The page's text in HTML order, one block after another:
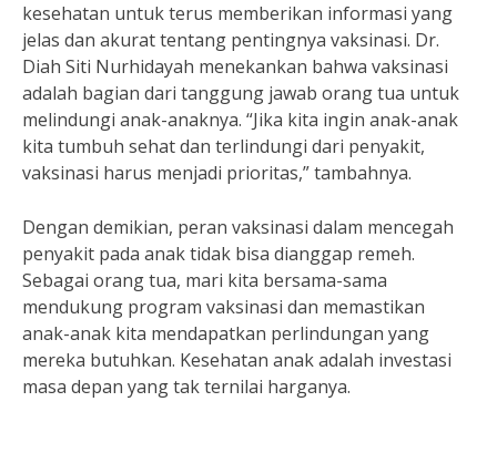
kesehatan untuk terus memberikan informasi yang
jelas dan akurat tentang pentingnya vaksinasi. Dr.
Diah Siti Nurhidayah menekankan bahwa vaksinasi
adalah bagian dari tanggung jawab orang tua untuk
melindungi anak-anaknya. “Jika kita ingin anak-anak
kita tumbuh sehat dan terlindungi dari penyakit,
vaksinasi harus menjadi prioritas,” tambahnya.
Dengan demikian, peran vaksinasi dalam mencegah
penyakit pada anak tidak bisa dianggap remeh.
Sebagai orang tua, mari kita bersama-sama
mendukung program vaksinasi dan memastikan
anak-anak kita mendapatkan perlindungan yang
mereka butuhkan. Kesehatan anak adalah investasi
masa depan yang tak ternilai harganya.